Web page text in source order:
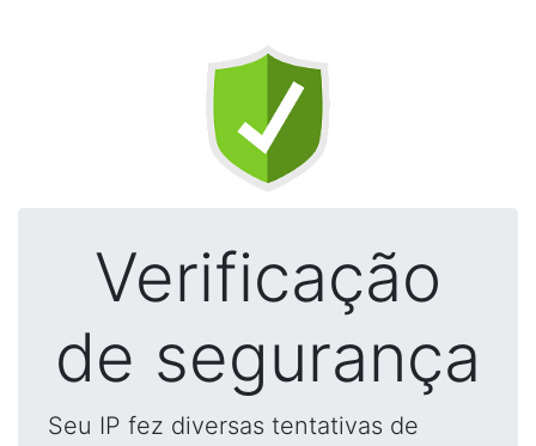
Verificação
de segurança
Seu IP fez diversas tentativas de